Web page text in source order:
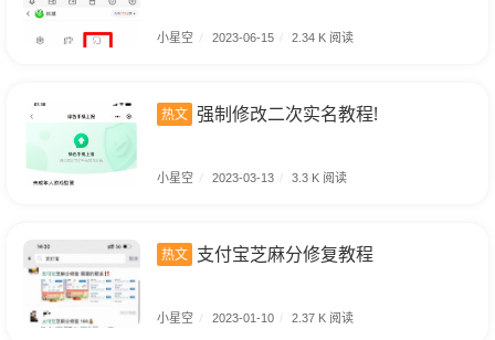
小星空 / 2023-06-15 / 2.34 K 阅读
热文 强制修改二次实名教程!
小星空 / 2023-03-13 / 3.3 K 阅读
热文 支付宝芝麻分修复教程
小星空 / 2023-01-10 / 2.37 K 阅读